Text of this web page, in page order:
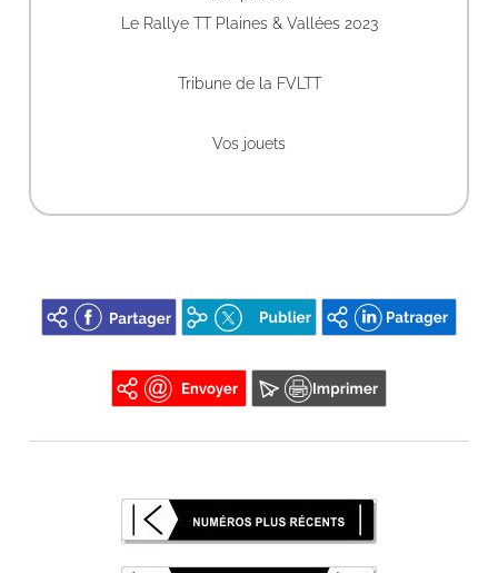
Le Rallye TT Plaines & Vallées 2023
Tribune de la FVLTT
Vos jouets